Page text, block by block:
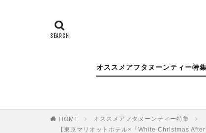
オススメアフタヌーンティー特集
HOME
オススメアフタヌーンティー特集
【東京マリオットホテル×「White Christmas